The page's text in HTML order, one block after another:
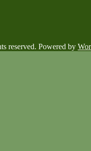
reserved. Powered by